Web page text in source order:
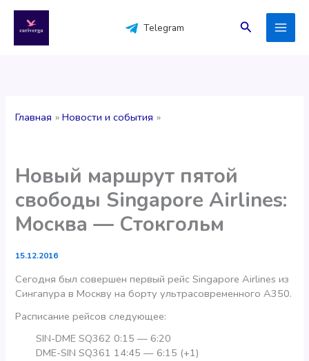
содержимому
Telegram Поиск
Главная Новости и события
Новый маршрут пятой
свободы Singapore Airlines:
Москва — Стокгольм
15.12.2016
Сегодня был совершен первый рейс Singapore Airlines из
Сингапура в Москву на борту ультрасовременного А350.
Расписание рейсов следующее:
SIN-DME SQ362 0:15 — 6:20
DME-SIN SQ361 14:45 — 6:15 (+1)